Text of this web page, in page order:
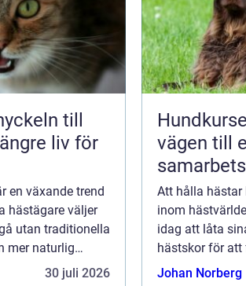
till
liv för
en växande trend
hästägare väljer
utan traditionella
mer naturlig
koncept
30 juli 2026
vägen till
Att hålla hästar
inom
idag att låta
hästskor för att
hovhälsa och
Johan Norberg